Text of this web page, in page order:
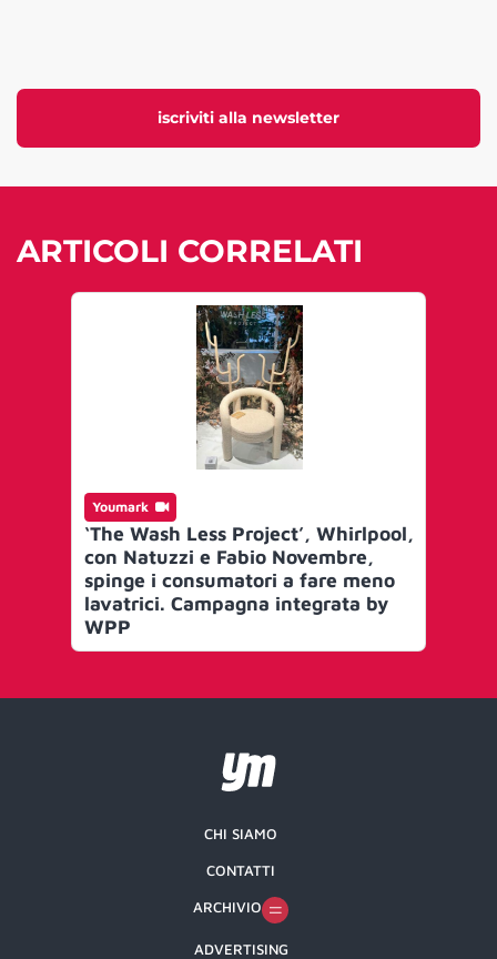
iscriviti alla newsletter
ARTICOLI CORRELATI
Youmark
‘The Wash Less Project’, Whirlpool,
con Natuzzi e Fabio Novembre,
spinge i consumatori a fare meno
lavatrici. Campagna integrata by
WPP
CHI SIAMO
CONTATTI
ARCHIVIO
ADVERTISING